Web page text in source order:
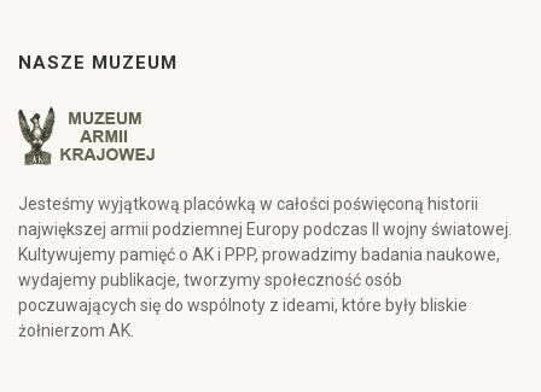
NASZE MUZEUM
Jesteśmy wyjątkową placówką w całości poświęconą historii
największej armii podziemnej Europy podczas II wojny światowej.
Kultywujemy pamięć o AK i PPP, prowadzimy badania naukowe,
wydajemy publikacje, tworzymy społeczność osób
poczuwających się do wspólnoty z ideami, które były bliskie
żołnierzom AK.